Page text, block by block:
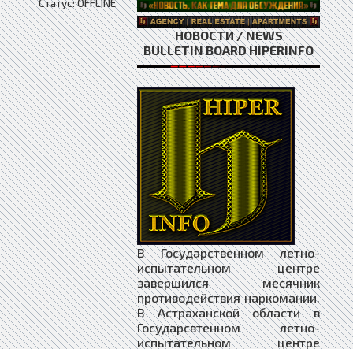
Статус:OFFLINE
НОВОСТИ / NEWS
BULLETIN BOARD HIPERINFO
В Государственном летно-
испытательном центре
завершился месячник
противодействия наркомании.
В Астраханской области в
Государсвтенном летно-
испытательном центре